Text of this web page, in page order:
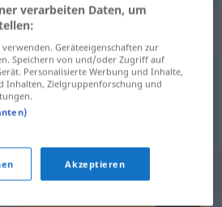
für "motivity"
verarbeiten Daten, um
Geräteeigenschaften zur
Speichern von und/oder Zugriff auf
Personalisierte Werbung und Inhalte,
Inhalten, Zielgruppenforschung und
Akzeptieren